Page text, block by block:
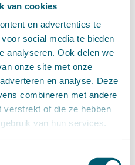
van cookies
en advertenties te
social media te bieden
analyseren. Ook delen we
onze site met onze
en analyse. Deze
combineren met andere
verstrekt of die ze hebben
van hun services.
(342)
(47)
en Sint Maarten, BES)
(65)